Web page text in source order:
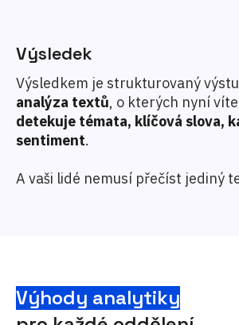
Výsledek
Výsledkem je strukturovaný
analýza textů, o kterých nyní víte
detekuje témata, klíčová slova,
sentiment.
A vaši lidé nemusí přečíst jediný
Výhody analytiky